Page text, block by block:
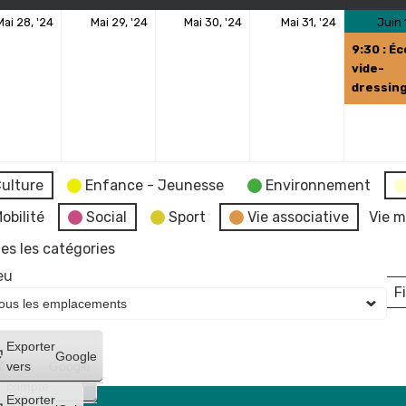
28, '24 Mai 29, '24 Mai 30, '24 Mai 31, '24
mai
2024
Juin
9:30 :
vide-
dressing
Enfance - Jeunesse Environnement
Social Sport Vie associative
Vie
les catégories
Créer
un
compte
Google
Exporter
vers
Google
Exporter